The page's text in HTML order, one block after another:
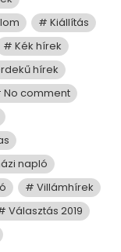
Kiállítás
Kék hírek
hírek
No comment
napló
Villámhírek
Választás 2019